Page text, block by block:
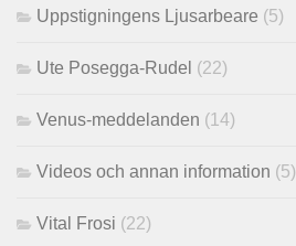
Uppstigningens Ljusarbeare (5)
Ute Posegga-Rudel (22)
Venus-meddelanden (14)
Videos och annan information (5)
Vital Frosi (22)